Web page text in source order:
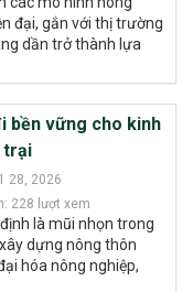
đại, gắn với thị trường
dần trở thành lựa
bền vững cho kinh
trại
28, 2026
228 lượt xem
là mũi nhọn trong
dựng nông thôn
hóa nông nghiệp,